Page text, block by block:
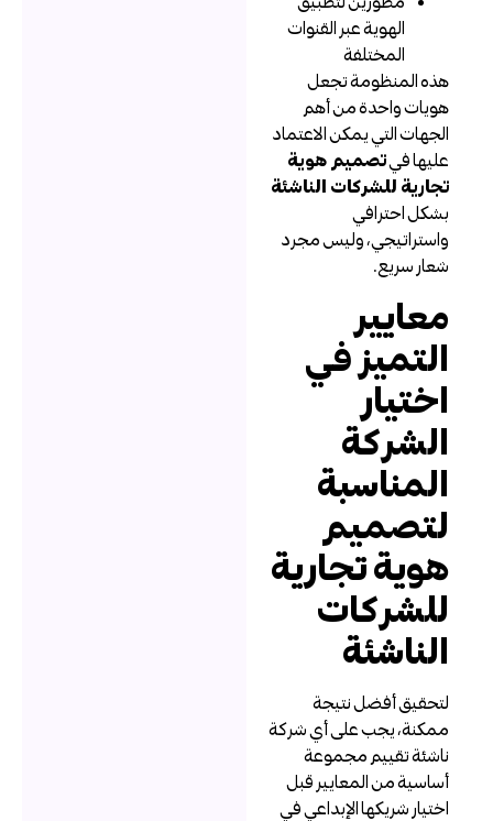
الهوية عبر القنوات
المختلفة
هذه المنظومة تجعل
هويات واحدة من أهم
الجهات التي يمكن الاعتماد
عليها فيتصميم هوية
تجارية للشركات الناشئة
بشكل احترافي
واستراتيجي، وليس مجرد
شعار سريع.
معايير
التميز في
اختيار
الشركة
المناسبة
لتصميم
هوية تجارية
للشركات
الناشئة
لتحقيق أفضل نتيجة
ممكنة، يجب على أي شركة
ناشئة تقييم مجموعة
أساسية من المعايير قبل
اختيار شريكها الإبداعي في